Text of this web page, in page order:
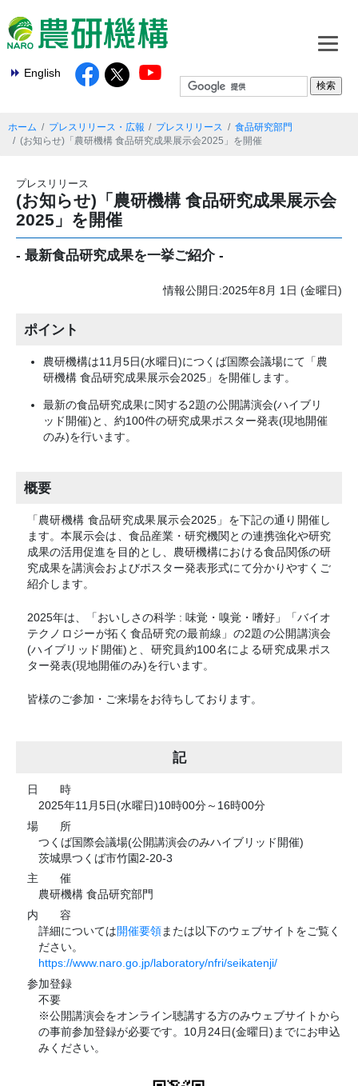
English
ホーム プレスリリース・広報 プレスリリース
食品研究部門
(お知らせ)「農研機構 食品研究成果展示会2025」を開催
プレスリリース
(お知らせ)「農研機構 食品研究成果展示会
2025」を開催
- 最新食品研究成果を一挙ご紹介 -
情報公開日:2025年8月 1日 (金曜日)
ポイント
農研機構は11月5日(水曜日)につくば国際会議場にて「農
研機構 食品研究成果展示会2025」を開催します。
最新の食品研究成果に関する2題の公開講演会(ハイブリ
ッド開催)と、約100件の研究成果ポスター発表(現地開催
のみ)を行います。
概要
「農研機構 食品研究成果展示会2025」を下記の通り開催し
ます。本展示会は、食品産業・研究機関との連携強化や研究
成果の活用促進を目的とし、農研機構における食品関係の研
究成果を講演会およびポスター発表形式にて分かりやすくご
紹介します。
2025年は、「おいしさの科学 : 味覚・嗅覚・嗜好」「バイオ
テクノロジーが拓く食品研究の最前線」の2題の公開講演会
(ハイブリッド開催)と、研究員約100名による研究成果ポス
ター発表(現地開催のみ)を行います。
皆様のご参加・ご来場をお待ちしております。
記
日時
2025年11月5日(水曜日)10時00分～16時00分
場 所
つくば国際会議場(公開講演会のみハイブリッド開催)
茨城県つくば市竹園2-20-3
主催
農研機構 食品研究部門
内容
詳細については開催要領または以下のウェブサイトをご覧く
ださい。
https://www.naro.go.jp/laboratory/nfri/seikatenji/
参加登録
不要
※公開講演会をオンライン聴講する方のみウェブサイトから
の事前参加登録が必要です。10月24日(金曜日)までにお申込
みください。